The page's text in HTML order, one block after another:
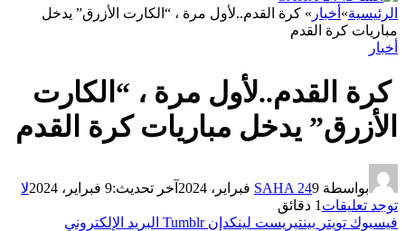
الرئيسية» أخبار » كرة القدم..لأول مرة ، “الكارت الأزرق” يدخل
مباريات كرة القدم
أخبار
كرة القدم..لأول مرة ، “الكارت
الأزرق” يدخل مباريات كرة القدم
بواسطة SAHA 249 فبراير، 2024 آخر تحديث:9 فبراير، 2024
لا
توجد تعليقات 1 دقائق
فيسبوك تويتر بينتيريست لينكدإن Tumblr البريد الإلكتروني